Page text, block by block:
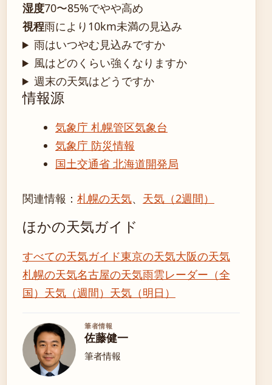
湿度70〜85%でやや高め
視程雨により10km未満の見込み
雨はいつやむ見込みですか
風はどのくらい強くなりますか
週末の天気はどうですか
情報源
気象庁 札幌管区気象台
気象庁 防災情報
国土交通省 北海道開発局
関連情報： 札幌の天気、 天気（2週間）
ほかの天気ガイド
すべての天気ガイド東京の天気大阪の天気
札幌の天気名古屋の天気雨雲レーダー（全
国） 天気（週間） 天気（明日）
筆者情報
佐藤健一
筆者情報